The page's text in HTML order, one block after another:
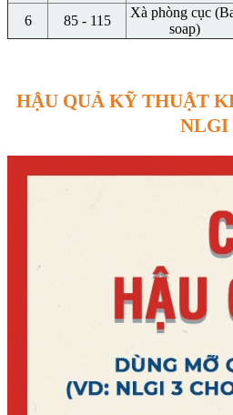
6
85 - 115
Xà phòng cục
soap)
HẬU QUẢ KỸ THUẬT
NLGI